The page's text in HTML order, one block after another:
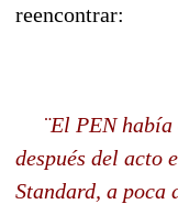
reencontrar:
¨El PEN había
después del acto
Standard, a poca